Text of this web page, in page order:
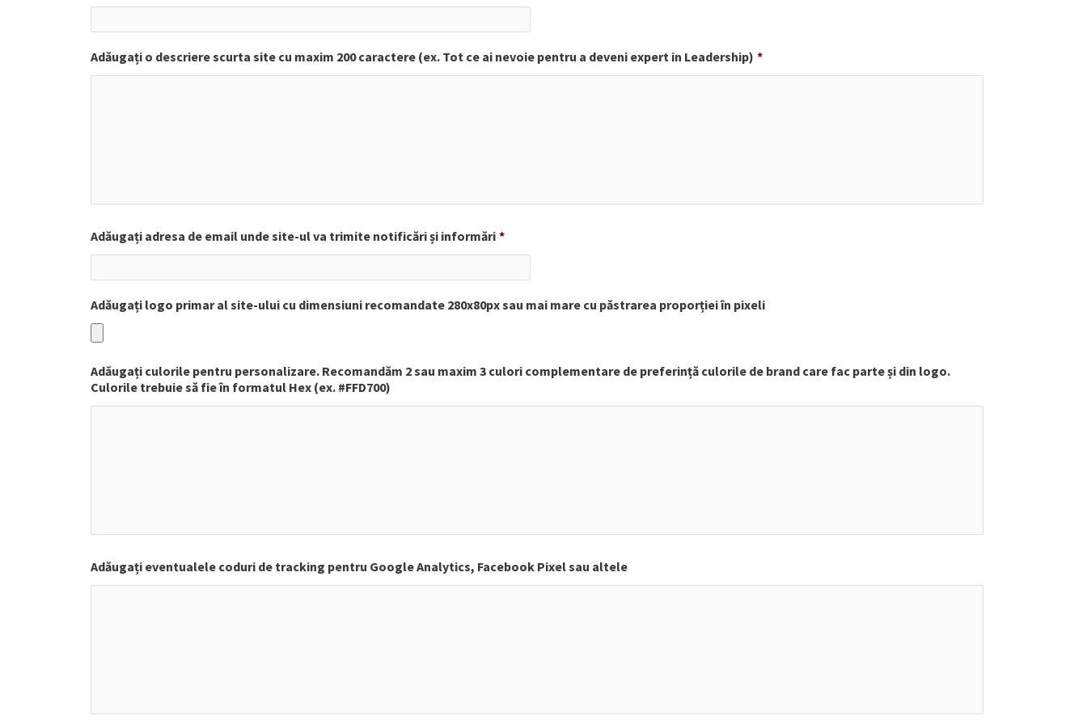
Adăugați o descriere scurta site cu maxim 200 caractere (ex. Tot ce ai nevoie pentru a deveni expert in Leadership) *
Adăugați adresa de email unde site-ul va trimite notificări și informări *
Adăugați logo primar al site-ului cu dimensiuni recomandate 280x80px sau mai mare cu păstrarea proporției în pixeli
Adăugați culorile pentru personalizare. Recomandăm 2 sau maxim 3 culori complementare de preferință culorile de brand care fac parte și din logo.
Culorile trebuie să fie în formatul Hex (ex. #FFD700)
Adăugați eventualele coduri de tracking pentru Google Analytics, Facebook Pixel sau altele